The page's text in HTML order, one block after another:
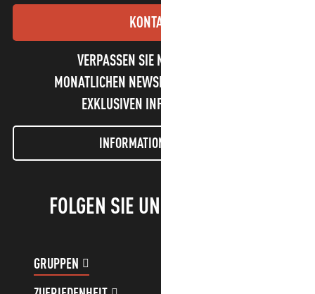
KONTAKT
VERPASSEN SIE NICHT UNSEREN
MONATLICHEN NEWSLETTER UND UNSERE
EXKLUSIVEN INFORMATIONEN!
INFORMATIONEN LETTER
FOLGEN SIE UNS!
GRUPPEN